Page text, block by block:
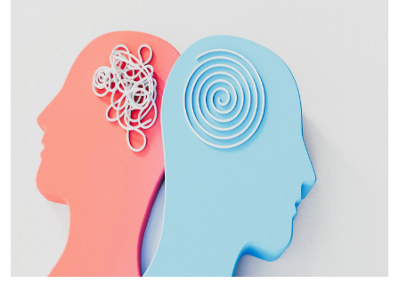
Real Estate
General
Top 10
How To
Support Number